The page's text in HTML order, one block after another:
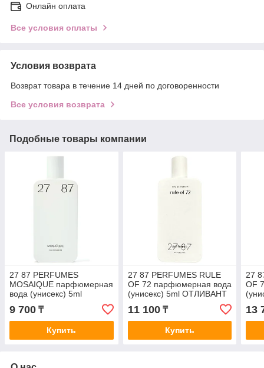
Онлайн оплата
Все условия оплаты
Условия возврата
Возврат товара в течение 14 дней по договоренности
Все условия возврата
Подобные товары компании
27 87 PERFUMES
MOSAIQUE парфюмерная
вода (унисекс) 5ml
ОТЛИВАНТ
9 700 ₸
Купить
27 87 PERFUMES RULE
OF 72 парфюмерная вода
(унисекс) 5ml ОТЛИВАНТ
11 100₸
Купить
27
OF
13